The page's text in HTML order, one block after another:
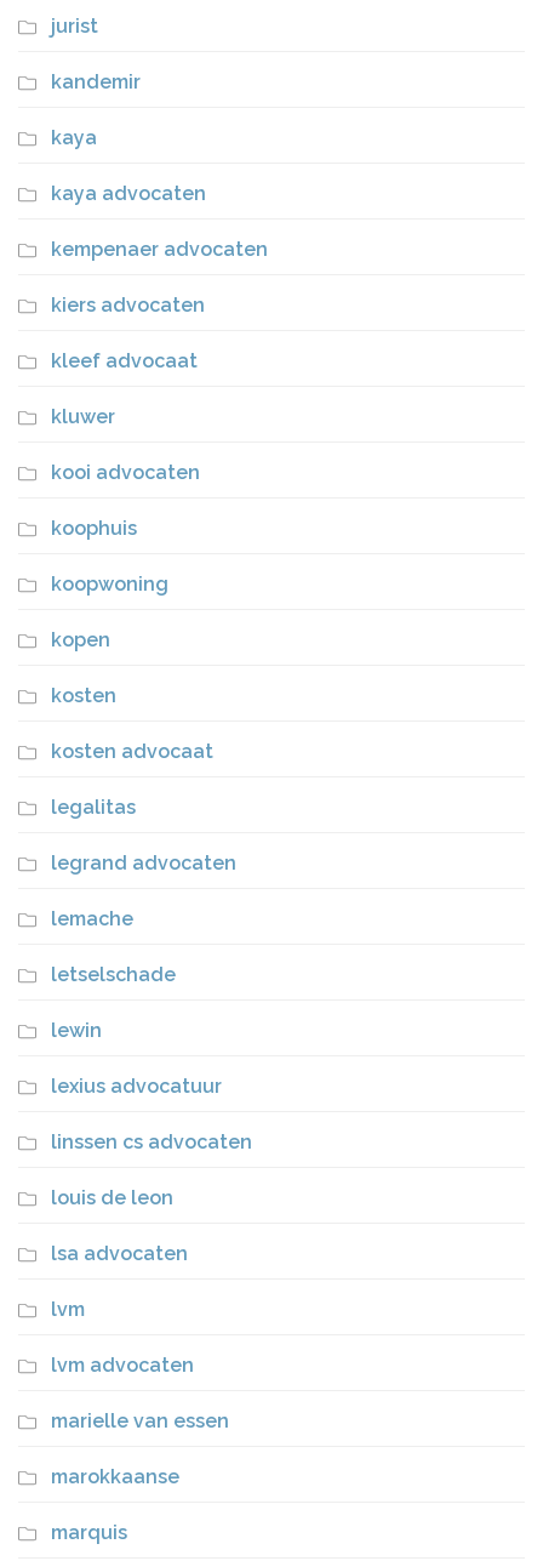
jurist
kandemir
kaya
kaya advocaten
kempenaer advocaten
kiers advocaten
kleef advocaat
kluwer
kooi advocaten
koophuis
koopwoning
kopen
kosten
kosten advocaat
legalitas
legrand advocaten
lemache
letselschade
lewin
lexius advocatuur
linssen cs advocaten
louis de leon
lsa advocaten
lvm
lvm advocaten
marielle van essen
marokkaanse
marquis